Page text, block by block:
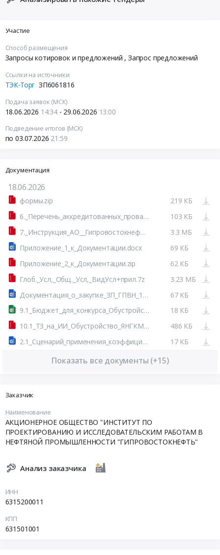
Участие
Способ размещения
Запросы котировок и предложений , Запрос предложений
Ссылки на источники
ТЭК-Торг ЗП6061816
Подача заявок (МСК)
18.06.2026 14:34- 29.06.2026 13:00
Подведение итогов (МСК)
по 03.07.2026 21:59
Документация
18.06.2026
формы.zip
219 КБ
6._Перечень_аккредитованных_провайдеров_ООО_Газпромнефть_-_Заполярье_по_ЗВ_и_МО.7z
103 КБ
7._Инструкция_АО__Гипровостокнефть__по_камеральному_контролю.7z
3.3 МБ
Приложение_1_к_Документации.docx
69 КБ
Приложение_2_к_Документации.zip
62 КБ
Глоб._Усл,_Общ._Усл,_ВидУсл+прил.7z
3.23 МБ
Документация_о_закупке_ЗП_ГПВН_129_1.docx
67 КБ
9.1_Бюджет_для_конкурса_Обустройство_ЯНГКМ.xlsx
18 КБ
10.1_ТЗ_на_ИИ_Обустройство_ЯНГКМ.7z
486 КБ
2.1_Сценарий_применения_коэффициентов_на_выполнение_ПИР_(ЯНГКМ).docx
17 КБ
Показать все документы (+15)
Заказчик
Наименование
АКЦИОНЕРНОЕ ОБЩЕСТВО "ИНСТИТУТ ПО
ПРОЕКТИРОВАНИЮ И ИССЛЕДОВАТЕЛЬСКИМ РАБОТАМ В
НЕФТЯНОЙ ПРОМЫШЛЕННОСТИ "ГИПРОВОСТОКНЕФТЬ"
Анализ заказчика
ИНН
6315200011
КПП
631501001